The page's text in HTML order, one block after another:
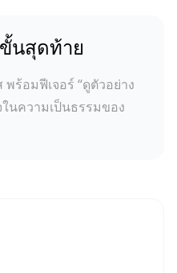
นสุดท้าย
ร้อมฟีเจอร์ “ดูตัวอย่าง
นความเป็นธรรมของ